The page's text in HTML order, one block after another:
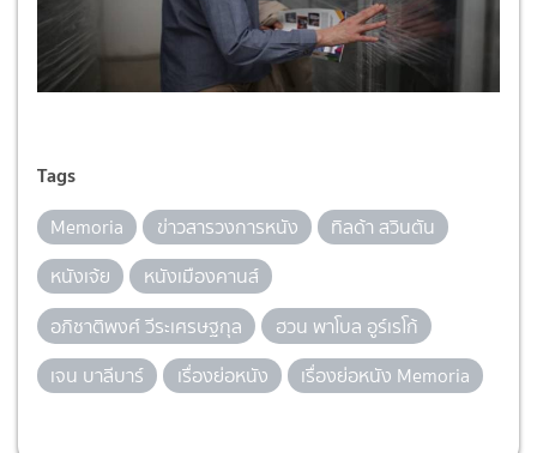
Tags
Memoria ข่าวสารวงการหนัง
ทิลด้า สวินตัน
หนังเจ้ย
หนังเมืองคานส์
อภิชาติพงศ์ วีระเศรษฐกุล
ฮวน พาโบล อูร์เรโก้
เจน บาลีบาร์
เรื่องย่อหนัง เรื่องย่อหนัง Memoria